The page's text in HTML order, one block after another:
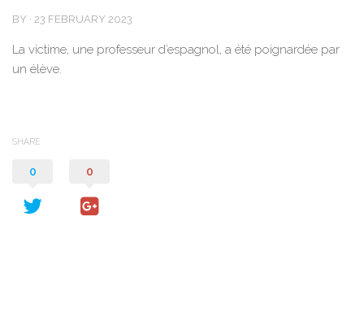
BY · 23 FEBRUARY 2023
La victime, une professeur d’espagnol, a été poignardée par
un élève.
SHARE
0 0